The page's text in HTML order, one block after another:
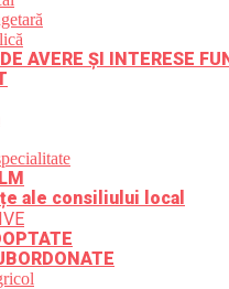
AVERE ȘI INTERESE
ale consiliului local